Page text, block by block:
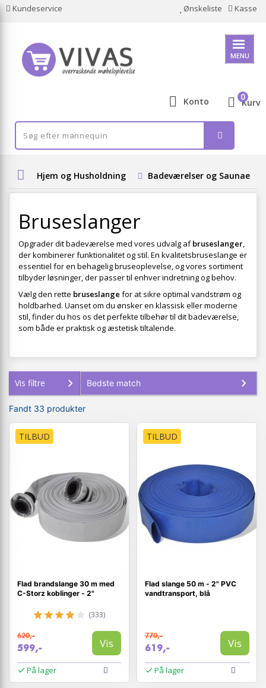
Kundeservice Ønskeliste Kasse
MENU
Konto Kurv
0
Hjem og Husholdning Badeværelser og Saunaer
Bruseslanger
Opgrader dit badeværelse med vores udvalg afbruseslanger,
der kombinerer funktionalitet og stil. En kvalitetsbruseslange er
essentiel for en behagelig bruseoplevelse, og vores sortiment
tilbyder løsninger, der passer til enhver indretning og behov.
Vælg den rette bruseslange for at sikre optimal vandstrøm og
holdbarhed. Uanset om du ønsker en klassisk eller moderne
stil, finder du hos os det perfekte tilbehør til dit badeværelse,
som både er praktisk og æstetisk tiltalende.
Vis filtre
Fandt 33 produkter
TILBUD
Flad brandslange 30 m med
C-Storz koblinger - 2"
(333)
620,-
599,- Vis
På lager
TILBUD
Flad slange 50 m - 2" PVC
vandtransport, blå
770,-
619,- Vis
På lager